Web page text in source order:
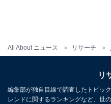
All About ニュース リサーチ
リ
編集部が独自目線で調査したトピッ
レンドに関するランキングなど、世